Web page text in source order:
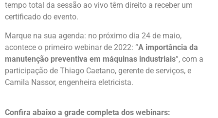
tempo total da sessão ao vivo têm direito a receber um
certificado do evento.
Marque na sua agenda: no próximo dia 24 de maio,
acontece o primeiro webinar de 2022: “A importância da
manutenção preventiva em máquinas industriais”, com a
participação de Thiago Caetano, gerente de serviços, e
Camila Nassor, engenheira eletricista.
Confira abaixo a grade completa dos webinars: